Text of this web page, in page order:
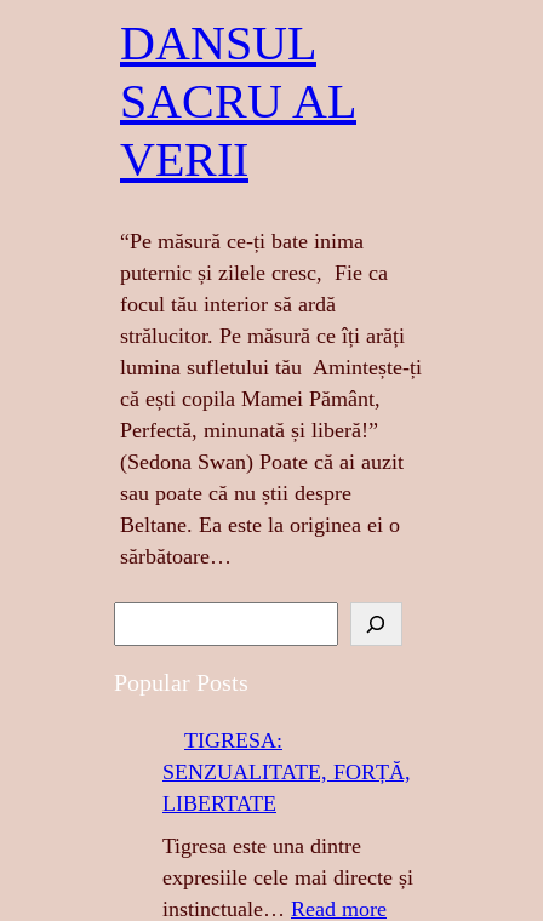
DANSUL
SACRU AL
VERII
“Pe măsură ce-ți bate inima
puternic și zilele cresc, Fie ca
focul tău interior să ardă
strălucitor. Pe măsură ce îți arăți
lumina sufletului tău Amintește-ți
că ești copila Mamei Pământ,
Perfectă, minunată și liberă!”
(Sedona Swan) Poate că ai auzit
sau poate că nu știi despre
Beltane. Ea este la originea ei o
sărbătoare…
e
a
Popular Posts
TIGRESA:
SENZUALITATE, FORȚĂ,
LIBERTATE
Tigresa este una dintre
expresiile cele mai directe și
instinctuale… Read more: